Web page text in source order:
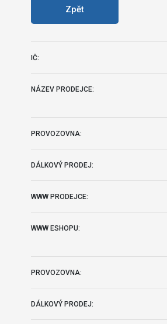
Zpět
IČ:
NÁZEV PRODEJCE:
PROVOZOVNA:
DÁLKOVÝ PRODEJ:
WWW PRODEJCE:
WWW ESHOPU:
PROVOZOVNA:
DÁLKOVÝ PRODEJ: